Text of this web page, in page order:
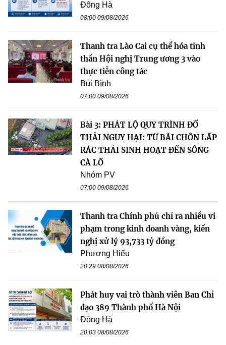
Đông Hà
08:00 09/08/2026
Thanh tra Lào Cai cụ thể hóa tinh
thần Hội nghị Trung ương 3 vào
thực tiễn công tác
Bùi Bình
07:00 09/08/2026
Bài 3: PHÁT LỘ QUY TRÌNH ĐỔ
THẢI NGUY HẠI: TỪ BÃI CHÔN LẤP
RÁC THẢI SINH HOẠT ĐẾN SÔNG
CÀ LỒ
Nhóm PV
07:00 09/08/2026
Thanh tra Chính phủ chỉ ra nhiều vi
phạm trong kinh doanh vàng, kiến
nghị xử lý 93,733 tỷ đồng
Phương Hiếu
20:29 08/08/2026
Phát huy vai trò thành viên Ban Chỉ
đạo 389 Thành phố Hà Nội
Đông Hà
20:03 08/08/2026